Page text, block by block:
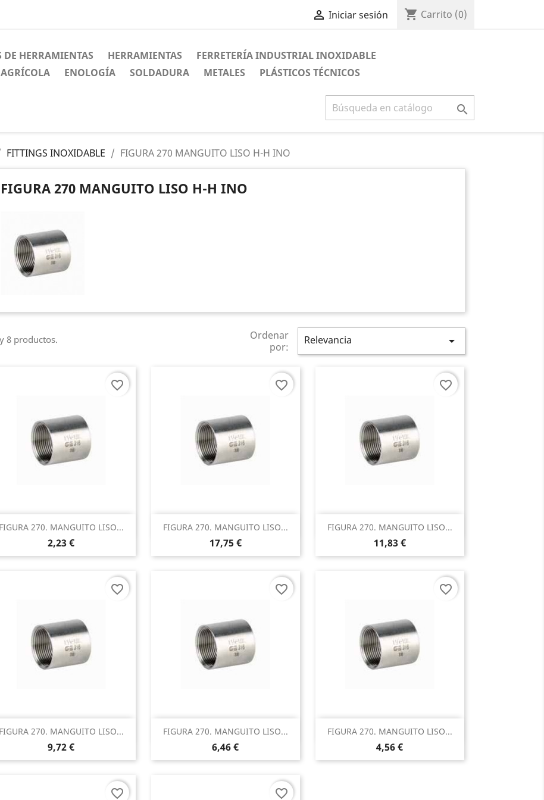
 Iniciar sesión shopping_cart Carrito (0)
DE HERRAMIENTAS HERRAMIENTAS
FERRETERÍA INDUSTRIAL INOXIDABLE
ENOLOGÍA SOLDADURA METALES PLÁSTICOS TÉCNICOS

FITTINGS INOXIDABLE FIGURA 270 MANGUITO LISO H-H INO
FIGURA 270 MANGUITO LISO H-H INO
8 productos.
Ordenar
por:
Relevancia 
FIGURA 270. MANGUITO LISO...
2,23 €
Vista rápida
favorite_border
FIGURA 270. MANGUITO LISO...
17,75 €
Vista rápida
favorite_border
FIGURA 270. MANGUITO LISO...
11,83 €
Vista rápida
favorite_border
FIGURA 270. MANGUITO LISO...
9,72 €
Vista rápida
favorite_border
FIGURA 270. MANGUITO LISO...
6,46 €
Vista rápida
favorite_border
FIGURA 270. MANGUITO LISO...
4,56 €
Vista rápida
favorite_border
favorite_border favorite_border